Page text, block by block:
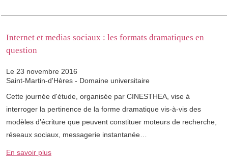
Internet et medias sociaux : les formats dramatiques en
question
Le 23 novembre 2016
Saint-Martin-d'Hères - Domaine universitaire
Cette journée d'étude, organisée par CINESTHEA, vise à
interroger la pertinence de la forme dramatique vis-à-vis des
modèles d’écriture que peuvent constituer moteurs de recherche,
réseaux sociaux, messagerie instantanée…
En savoir plus